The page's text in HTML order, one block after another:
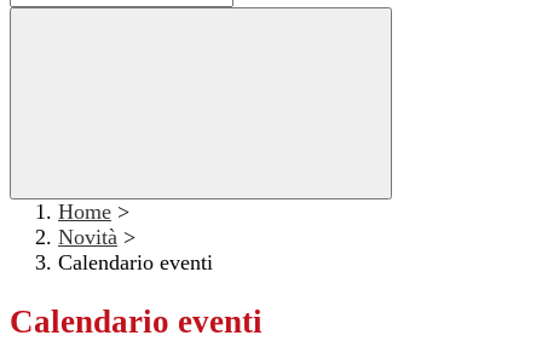
Home >
Novità >
Calendario eventi
Calendario eventi